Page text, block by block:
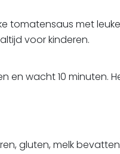
tomatensaus met
voor kinderen.
en wacht 10 minuten.
gluten, melk